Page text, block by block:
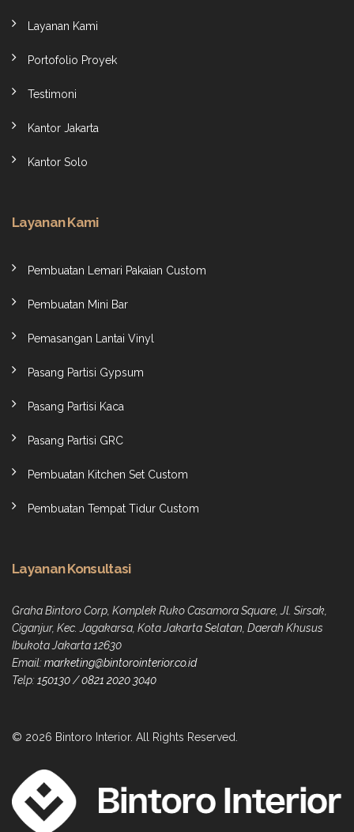
Layanan Kami
Portofolio Proyek
Testimoni
Kantor Jakarta
Kantor Solo
Layanan Kami
Pembuatan Lemari Pakaian Custom
Pembuatan Mini Bar
Pemasangan Lantai Vinyl
Pasang Partisi Gypsum
Pasang Partisi Kaca
Pasang Partisi GRC
Pembuatan Kitchen Set Custom
Pembuatan Tempat Tidur Custom
Layanan Konsultasi
Graha Bintoro Corp, Komplek Ruko Casamora Square, Jl. Sirsak,
Ciganjur, Kec. Jagakarsa, Kota Jakarta Selatan, Daerah Khusus
Ibukota Jakarta 12630
Email:marketing@bintorointerior.co.id
Telp: 150130/0821 2020 3040
© 2026 Bintoro Interior. All Rights Reserved.